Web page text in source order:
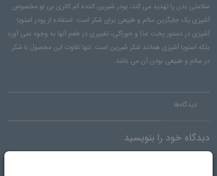
سلامتی بدن را تهدید می کند، پودر شیرین کننده کم کالری بی لو مخصوص
آشپزی یک جایگزین سالم و طبیعی برای شکر است. استفاده از پودر استویا
آشپزی در دستور پخت غذا و خوراکی، تغییری در طعم آنها به وجود نمی آورد
بلکه استویا آشپزی همانند شکر شیرین است. تنها تفاوت این محصول با شکر
در سالم و طبیعی بودن آن می باشد.
دیدگاه‌ها
دیدگاه خود را بنویسید